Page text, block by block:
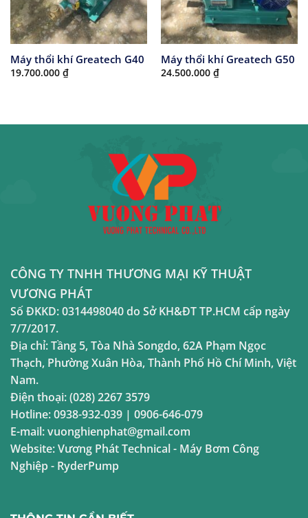
Máy thổi khí Greatech G40
19.700.000 ₫
Máy thổi khí Greatech G50
24.500.000 ₫
CÔNG TY TNHH THƯƠNG MẠI KỸ THUẬT
VƯƠNG PHÁT
Số ĐKKD:0314498040do Sở KH&ĐT TP.HCM cấp ngày
7/7/2017.
Địa chỉ:Tầng 5, Tòa Nhà Songdo, 62A Phạm Ngọc
Thạch, Phường Xuân Hòa, Thành Phố Hồ Chí Minh, Việt
Nam.
Điện thoại:(028) 2267 3579
Hotline:0938-932-039 | 0906-646-079
E-mail:vuonghienphat@gmail.com
Website:Vương Phát Technical- Máy Bơm Công
Nghiệp- RyderPump